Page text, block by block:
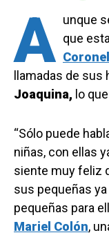
A unque
que
Coronel
llamadas de sus
Joaquina, lo
“Sólo puede
niñas, con ellas
siente muy feliz
sus pequeñas
pequeñas para
Mariel Colón,